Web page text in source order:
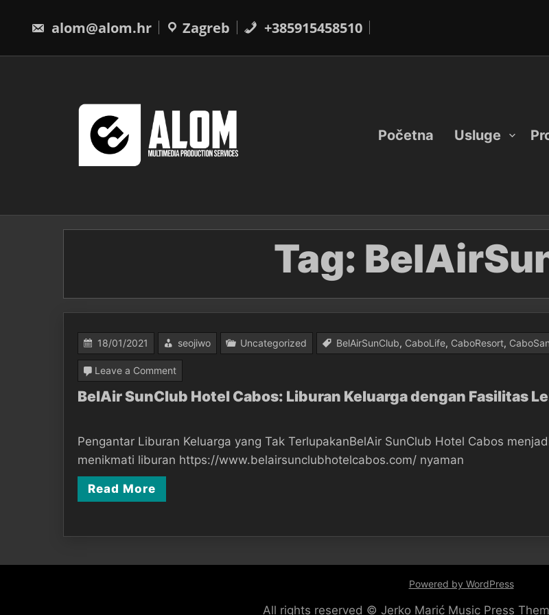
content
alom@alom.hr Zagreb +385915458510
Početna Usluge
Tag:
18/01/2021 seojiwo Uncategorized BelAirSunClub, CaboLife, CaboResort,
Leave a Commenton
BelAir
Fasilitas
BelAir SunClub Hotel Cabos: Liburan Keluarga dengan Fasilitas
Pengantar Liburan Keluarga yang Tak TerlupakanBelAir SunClub Hotel Cabos
menikmati liburan https://www.belairsunclubhotelcabos.com/ nyaman
Read More
Powered by WordPress
All rights reserved © Jerko Marić Music Press